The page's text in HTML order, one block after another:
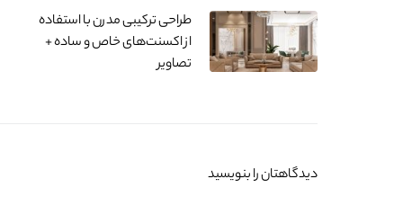
طراحی ترکیبی مدرن با استفاده
از اکسنت‌های خاص و ساده +
تصاویر
دیدگاهتان را بنویسید